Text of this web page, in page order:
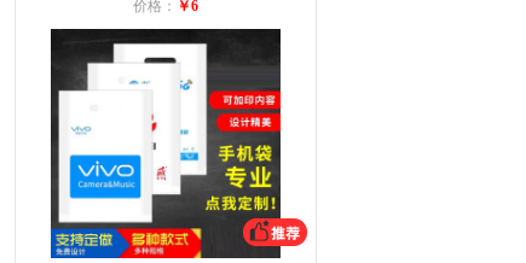
价格： ￥6